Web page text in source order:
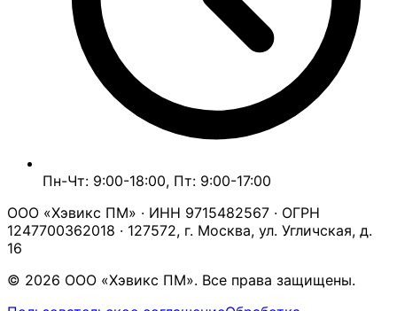
Пн-Чт: 9:00-18:00, Пт: 9:00-17:00
ООО «Хэвикс ПМ» · ИНН 9715482567 · ОГРН
1247700362018 · 127572, г. Москва, ул. Угличская, д.
16
© 2026 ООО «Хэвикс ПМ». Все права защищены.